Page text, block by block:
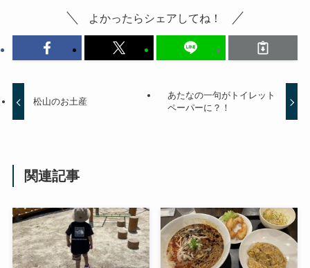
よかったらシェアしてね！
松山のお土産
あたなの一句がトイレット
ペーパーに？！
関連記事